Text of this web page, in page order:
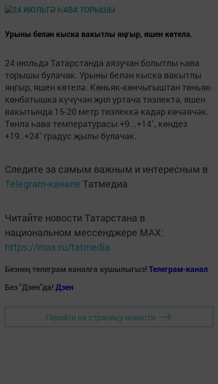
Урыны белән кыска вакытлы яңгыр, яшен көтелә.
24 июльдә Татарстанда аязучан болытлы һава
торышы булачак. Урыны белән кыска вакытлы
яңгыр, яшен көтелә. Көньяк-көнчыгыштан төньяк-
көнбатышка күчүчән җил уртача тизлектә, яшен
вакытында 15-20 метр тизлеккә кадәр көчәячәк.
Төнлә һава температурасы +9...+14˚, көндез
+19..+24˚ градус җылы булачак.
Следите за самым важным и интересным в
Telegram-канале Татмедиа
Читайте новости Татарстана в
национальном мессенджере MАХ:
https://max.ru/tatmedia
Безнең телеграм каналга кушылыгыз! Телеграм-канал
Без "Дзен"да! Дзен
Перейти на страницу новости